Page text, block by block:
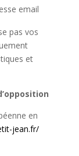
email
pas vos
et
en
jean.fr/